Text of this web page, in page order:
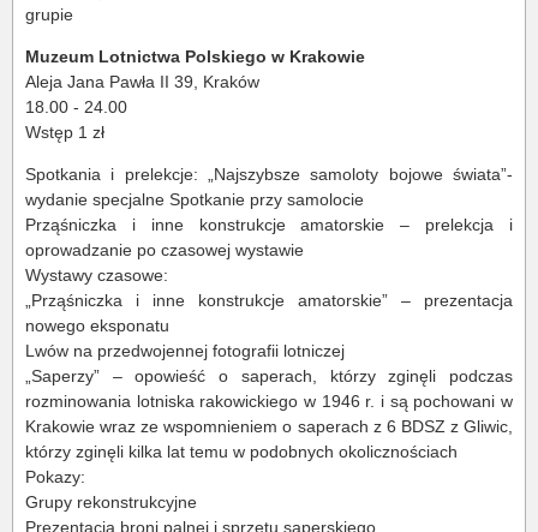
grupie
Muzeum Lotnictwa Polskiego w Krakowie
Aleja Jana Pawła II 39, Kraków
18.00 - 24.00
Wstęp 1 zł
Spotkania i prelekcje: „Najszybsze samoloty bojowe świata”-
wydanie specjalne Spotkanie przy samolocie
Prząśniczka i inne konstrukcje amatorskie – prelekcja i
oprowadzanie po czasowej wystawie
Wystawy czasowe:
„Prząśniczka i inne konstrukcje amatorskie” – prezentacja
nowego eksponatu
Lwów na przedwojennej fotografii lotniczej
„Saperzy” – opowieść o saperach, którzy zginęli podczas
rozminowania lotniska rakowickiego w 1946 r. i są pochowani w
Krakowie wraz ze wspomnieniem o saperach z 6 BDSZ z Gliwic,
którzy zginęli kilka lat temu w podobnych okolicznościach
Pokazy:
Grupy rekonstrukcyjne
Prezentacja broni palnej i sprzętu saperskiego